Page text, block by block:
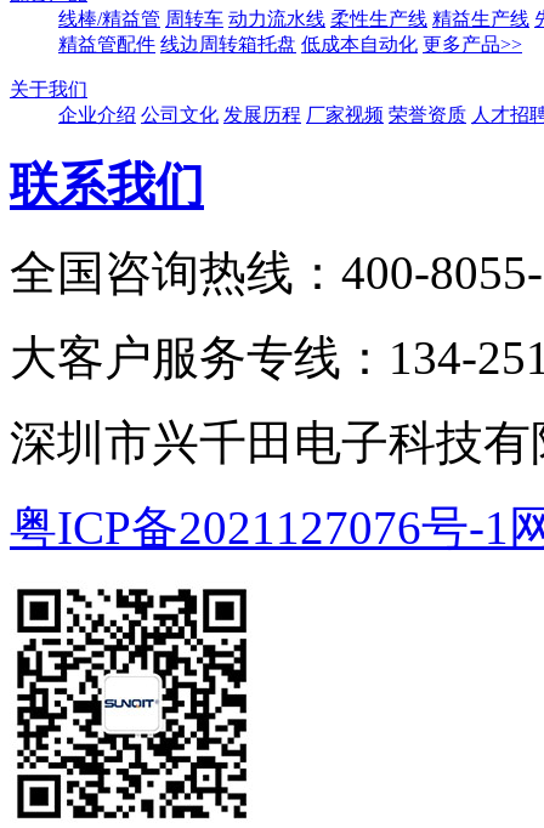
线棒/精益管 周转车 动力流水线 柔性生产线 精益生产线
精益管配件 线边周转箱托盘 低成本自动化 更多产品>>
关于我们
企业介绍 公司文化 发展历程 厂家视频 荣誉资质 人才招
联系我们
全国咨询热线：400-
大客户服务专线：134-
深圳市兴千田电子科技
粤ICP备2021127076号-1